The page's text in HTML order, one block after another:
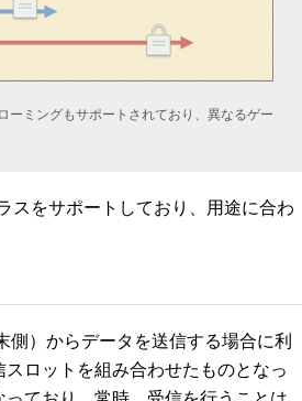
ーミングもサポートされており、異なるゲー
スをサポートしており、用途に合わ
）からデータを送信する場合に利
ロットを組み合わせたものとなっ